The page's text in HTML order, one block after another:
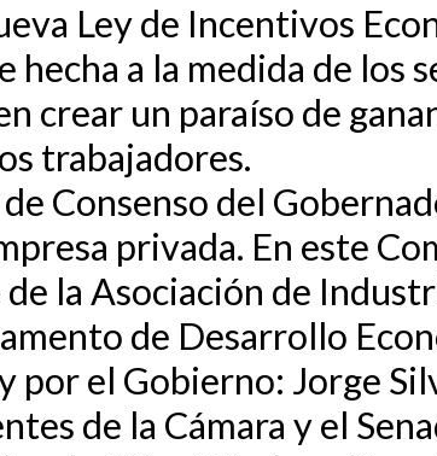
Ley de Incentivos
a la medida de los
crear un paraíso de
trabajadores.
Consenso del
privada. En este
la Asociación de
de Desarrollo
por el Gobierno: Jorge
de la Cámara y el